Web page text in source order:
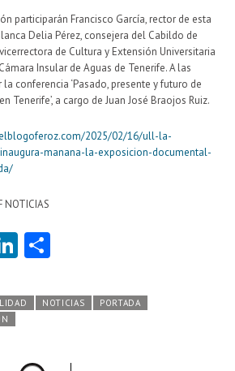
participarán Francisco García, rector de esta
Delia Pérez, consejera del Cabildo de
de Cultura y Extensión Universitaria
Insular de Aguas de Tenerife. A las
conferencia ‘Pasado, presente y futuro de
Tenerife’, a cargo de Juan José Braojos Ruiz.
2025/02/16/ull-la-
manana-la-exposicion-documental-
NOTICIAS
Li
e m
NOTICIAS
PORTADA